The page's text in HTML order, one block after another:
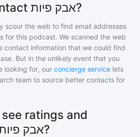
How do I contact אבק פיות?
scour the web to find email addresses
for this podcast. We scanned the web
contact information that we could find
But in the unlikely event that you
looking for, our concierge service lets
team to source better contacts for
ratings and
reviews for אבק פיות?